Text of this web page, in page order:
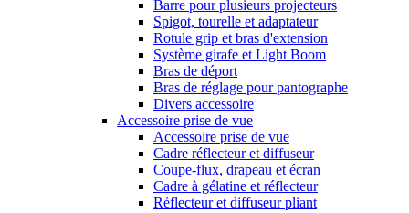
Barre pour plusieurs projecteurs
Spigot, tourelle et adaptateur
Rotule grip et bras d'extension
Système girafe et Light Boom
Bras de déport
Bras de réglage pour pantographe
Divers accessoire
Accessoire prise de vue
Accessoire prise de vue
Cadre réflecteur et diffuseur
Coupe-flux, drapeau et écran
Cadre à gélatine et réflecteur
Réflecteur et diffuseur pliant